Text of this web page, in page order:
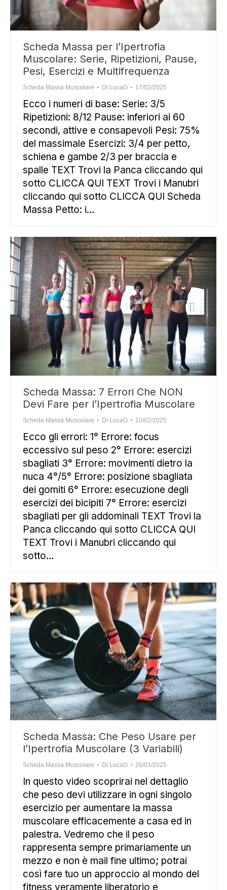
Scheda Massa per l’Ipertrofia
Muscolare: Serie, Ripetizioni, Pause,
Pesi, Esercizi e Multifrequenza
Scheda Massa Muscolare Di LucaG 17/02/2025
Ecco i numeri di base: Serie: 3/5
Ripetizioni: 8/12 Pause: inferiori ai 60
secondi, attive e consapevoli Pesi: 75%
del massimale Esercizi: 3/4 per petto,
schiena e gambe 2/3 per braccia e
spalle TEXT Trovi la Panca cliccando qui
sotto CLICCA QUI TEXT Trovi i Manubri
cliccando qui sotto CLICCA QUI Scheda
Massa Petto: i…
Scheda Massa: 7 Errori Che NON
Devi Fare per l’Ipertrofia Muscolare
Scheda Massa Muscolare Di LucaG 10/02/2025
Ecco gli errori: 1° Errore: focus
eccessivo sul peso 2° Errore: esercizi
sbagliati 3° Errore: movimenti dietro la
nuca 4°/5° Errore: posizione sbagliata
dei gomiti 6° Errore: esecuzione degli
esercizi dei bicipiti 7° Errore: esercizi
sbagliati per gli addominali TEXT Trovi la
Panca cliccando qui sotto CLICCA QUI
TEXT Trovi i Manubri cliccando qui
sotto…
Scheda Massa: Che Peso Usare per
l’Ipertrofia Muscolare (3 Variabili)
Scheda Massa Muscolare Di LucaG 26/01/2025
In questo video scoprirai nel dettaglio
che peso devi utilizzare in ogni singolo
esercizio per aumentare la massa
muscolare efficacemente a casa ed in
palestra. Vedremo che il peso
rappresenta sempre primariamente un
mezzo e non è mail fine ultimo; potrai
così fare tuo un approccio al mondo del
fitness veramente liberatorio e